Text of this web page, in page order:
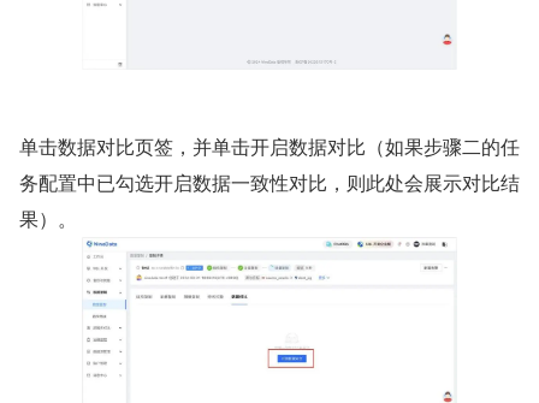
单击数据对比页签，并单击开启数据对比（如果步骤二的任
务配置中已勾选开启数据一致性对比，则此处会展示对比结
果）。